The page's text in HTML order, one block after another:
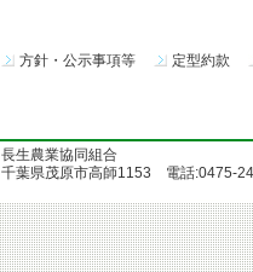
方針・公示事項等 定型約款
長生農業協同組合
千葉県茂原市高師1153 電話:0475-